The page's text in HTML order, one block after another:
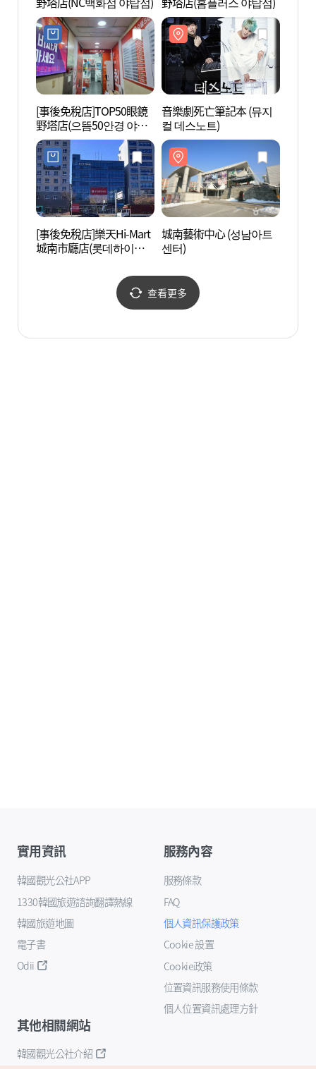
[事後免稅店]TOP50眼鏡
野塔店(으뜸50안경 야탑
점)
音樂劇死亡筆記本 (뮤지
컬 데스노트)
[事後免稅店]樂天Hi-Mart
城南市廳店(롯데하이마
城南藝術中心 (성남아트
센터)
查看更多
實用資訊
韓國觀光公社APP
1330韓國旅遊諮詢翻譯熱線
韓國旅遊地圖
電子書
Odii
服務內容
服務條款
FAQ
個人資訊保護政策
Cookie 設置
Cookie政策
位置資訊服務使用條款
個人位置資訊處理方針
其他相關網站
韓國觀光公社介紹